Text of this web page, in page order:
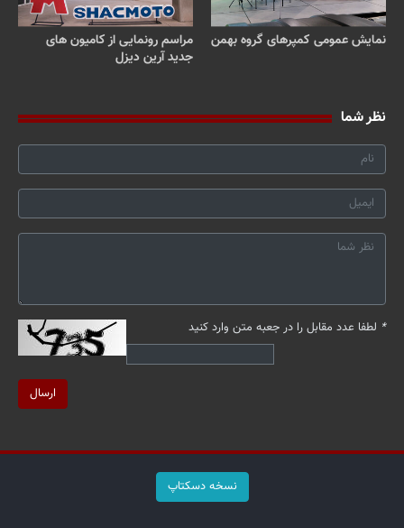
نمایش عمومی کمپرهای گروه بهمن
مراسم رونمایی از کامیون های
جدید آرین دیزل
نظر شما
* لطفا عدد مقابل را در جعبه متن وارد کنید
ارسال
نسخه دسکتاپ